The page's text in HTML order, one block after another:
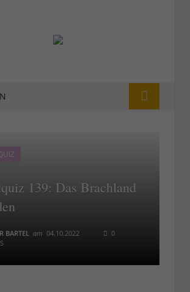
139: Das Brachland
BARTEL am 04.10.2022
0